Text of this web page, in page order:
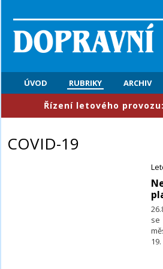
ÚVOD RUBRIKY ARCHIV
​Řízení letového provozu: První
COVID-19
se